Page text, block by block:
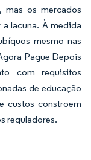
mas os mercados
lacuna. À medida
mesmo nas
Pague Depois
com requisitos
de educação
custos constroem
reguladores.